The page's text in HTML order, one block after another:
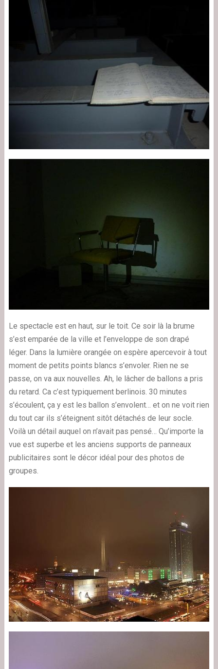
Le spectacle est en haut, sur le toit. Ce soir là la brume
s’est emparée de la ville et l’enveloppe de son drapé
léger. Dans la lumière orangée on espère apercevoir à tout
moment de petits points blancs s’envoler. Rien ne se
passe, on va aux nouvelles. Ah, le lâcher de ballons a pris
du retard. Ca c’est typiquement berlinois. 30 minutes
s’écoulent, ça y est les ballon s’envolent… et on ne voit rien
du tout car ils s’éteignent sitôt détachés de leur socle.
Voilà un détail auquel on n’avait pas pensé… Qu’importe la
vue est superbe et les anciens supports de panneaux
publicitaires sont le décor idéal pour des photos de
groupes.